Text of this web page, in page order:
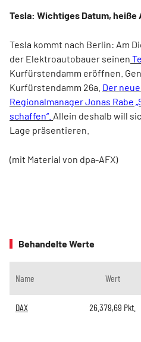
Tesla: Wichtiges Datum, heiße
Tesla kommt nach Berlin: Am
der Elektroautobauer seinen
Kurfürstendamm eröffnen.
Kurfürstendamm 26a. Der
Regionalmanager Jonas Rabe
schaffen“. Allein deshalb will
Lage präsentieren.
(mit Material von dpa-AFX)
Behandelte Werte
Name Wert
DAX 26.379,69 Pkt.